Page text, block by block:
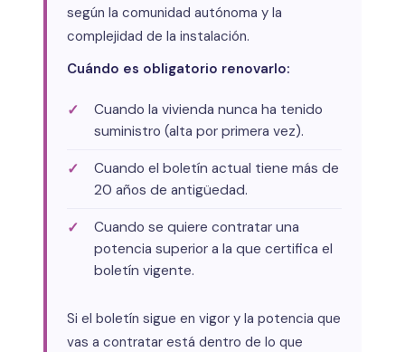
según la comunidad autónoma y la
complejidad de la instalación.
Cuándo es obligatorio renovarlo:
Cuando la vivienda nunca ha tenido
suministro (alta por primera vez).
Cuando el boletín actual tiene más de
20 años de antigüedad.
Cuando se quiere contratar una
potencia superior a la que certifica el
boletín vigente.
Si el boletín sigue en vigor y la potencia que
vas a contratar está dentro de lo que